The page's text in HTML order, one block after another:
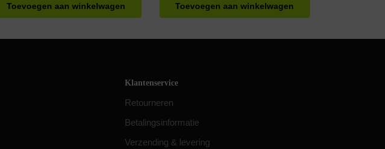
Toevoegen aan winkelwagen Toevoegen aan winkelwagen
Klantenservice
Retourneren
Betalingsinformatie
Verzending & levering